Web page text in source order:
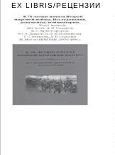
EX LIBRIS/РЕЦЕНЗИИ